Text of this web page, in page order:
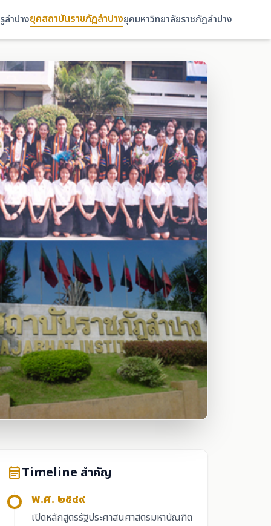
ลำปางยุคสถาบันราชภัฏลำปางยุคมหาวิทยาลัยราชภัฏลำปาง
event_noteTimeline สำคัญ
พ.ศ. ๒๕๔๙
เปิดหลักสูตรรัฐประศาสนศาสตรมหาบัณฑิต